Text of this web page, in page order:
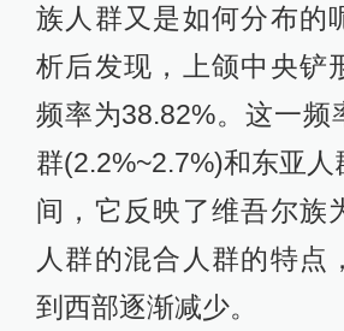
族人群又是如何分布的
析后发现，上颌中央铲
频率为38.82%。这一频
群(2.2%~2.7%)和东亚人
间，它反映了维吾尔族
人群的混合人群的特点
到西部逐渐减少。